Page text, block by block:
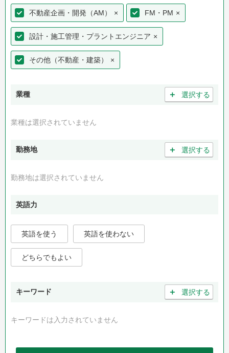
不動産企画・開発（AM） × FM・PM ×
設計・施工管理・プラントエンジニア ×
その他（不動産・建築） ×
業種 ＋ 選択する
業種は選択されていません
勤務地 ＋ 選択する
勤務地は選択されていません
英語力
英語を使う 英語を使わない
どちらでもよい
キーワード ＋ 選択する
キーワードは入力されていません